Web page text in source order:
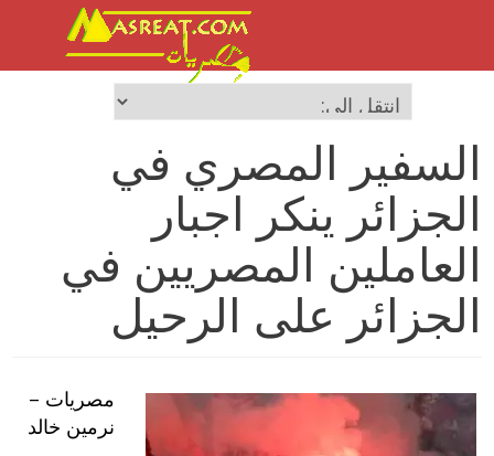
السفير المصري في
الجزائر ينكر اجبار
العاملين المصريين في
الجزائر على الرحيل
مصريات –
نرمين خالد